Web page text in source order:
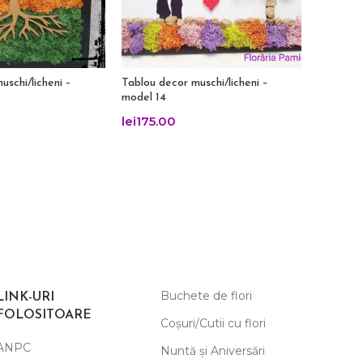
licheni –
Tablou decor muschi/licheni –
model 14
lei175.00
URI
Buchete de flori
Coșuri/Cutii cu flori
Nuntă și Aniversări